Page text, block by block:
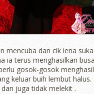
mencuba dan cik iena
ia terus menghasilkan
gosok-gosok
keluar buih lembut halus.
juga tidak melekit .